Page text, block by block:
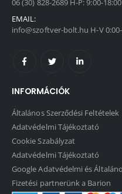
06 (30) 828-2689 H-P: 9:00-18:00
EMAIL:
info@szoftver-bolt.hu H-V
INFORMÁCIÓK
Általános Szerződési Feltételek
Adatvédelmi Tájékoztató
Cookie Szabályzat
Adatvédelmi Tájékoztató
Google Adatvédelmi és
Fizetési partnerünk a Barion